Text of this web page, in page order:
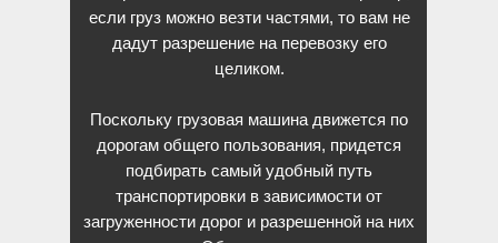
если груз можно везти частями, то вам не
дадут разрешение на перевозку его
целиком.
Поскольку грузовая машина движется по
дорогам общего пользования, придется
подбирать самый удобный путь
транспортировки в зависимости от
загруженности дорог и разрешенной на них